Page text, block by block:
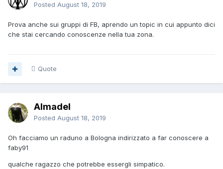
Posted August 18, 2019
Prova anche sui gruppi di FB, aprendo un topic in cui appunto dici
che stai cercando conoscenze nella tua zona.
Quote
Almadel
Posted August 18, 2019
Oh facciamo un raduno a Bologna indirizzato a far conoscere a
faby91
qualche ragazzo che potrebbe essergli simpatico.